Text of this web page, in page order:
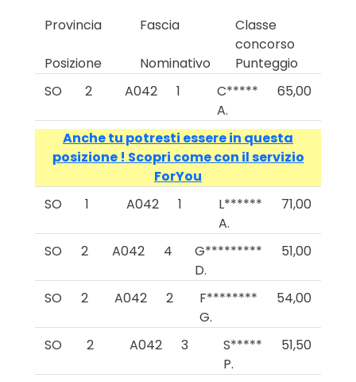
Provincia
Fascia
Classe
concorso
Posizione
Nominativo
Punteggio
SO
2 A042 1
C*****
A.
65,00
Anche tu potresti essere in questa
posizione ! Scopri come con il servizio
ForYou
SO
1 A042 1
L******
A.
71,00
SO 2 A042 4
G*********
D.
51,00
SO 2 A042 2
F********
G.
54,00
SO 2 A042 3
S*****
P.
51,50